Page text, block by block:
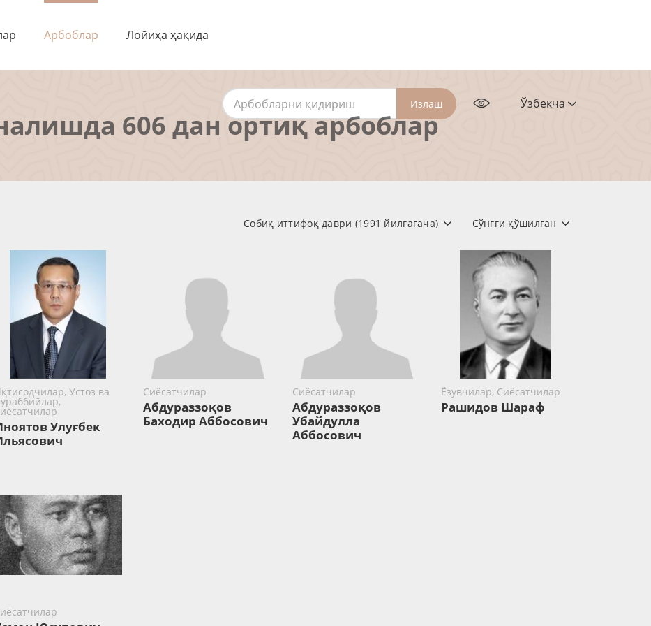
Арбоблар Лойиҳа ҳақида
Излаш Ўзбекча
606 дан ортиқ арбоблар
Сўнгги қўшилган
Собиқ иттифоқ даври (1991 йилгагача)
Устоз ва
Улуғбек
Сиёсатчилар
Абдураззоқов
Баходир Аббосович
Сиёсатчилар
Абдураззоқов
Убайдулла
Аббосович
Ёзувчилар, Сиёсатчилар
Рашидов Шараф